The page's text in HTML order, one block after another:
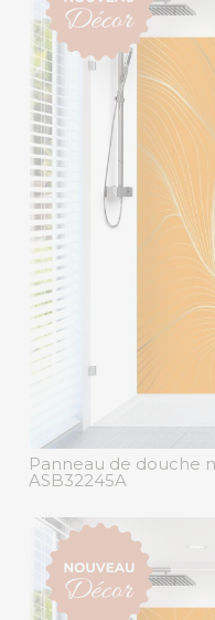
Panneau de douche
ASB32245A